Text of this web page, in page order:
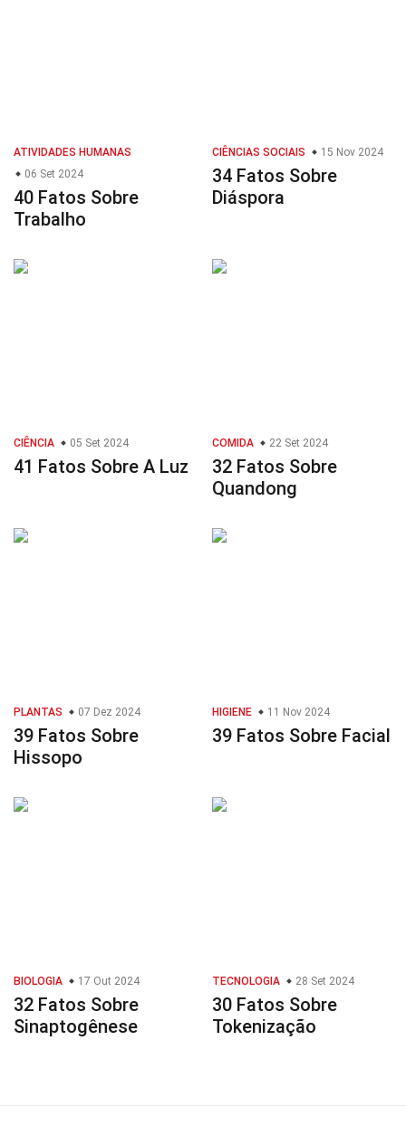
ATIVIDADES HUMANAS
06 Set 2024
40 Fatos Sobre
Trabalho
CIÊNCIAS SOCIAIS 15 Nov 2024
34 Fatos Sobre
Diáspora
CIÊNCIA 05 Set 2024
41 Fatos Sobre A Luz
COMIDA 22 Set 2024
32 Fatos Sobre
Quandong
PLANTAS 07 Dez 2024
39 Fatos Sobre
Hissopo
HIGIENE 11 Nov 2024
39 Fatos Sobre Facial
BIOLOGIA 17 Out 2024
32 Fatos Sobre
Sinaptogênese
TECNOLOGIA 28 Set 2024
30 Fatos Sobre
Tokenização